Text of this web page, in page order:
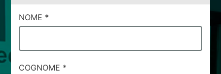
CAMPI
DI
NOME *
COGNOME *